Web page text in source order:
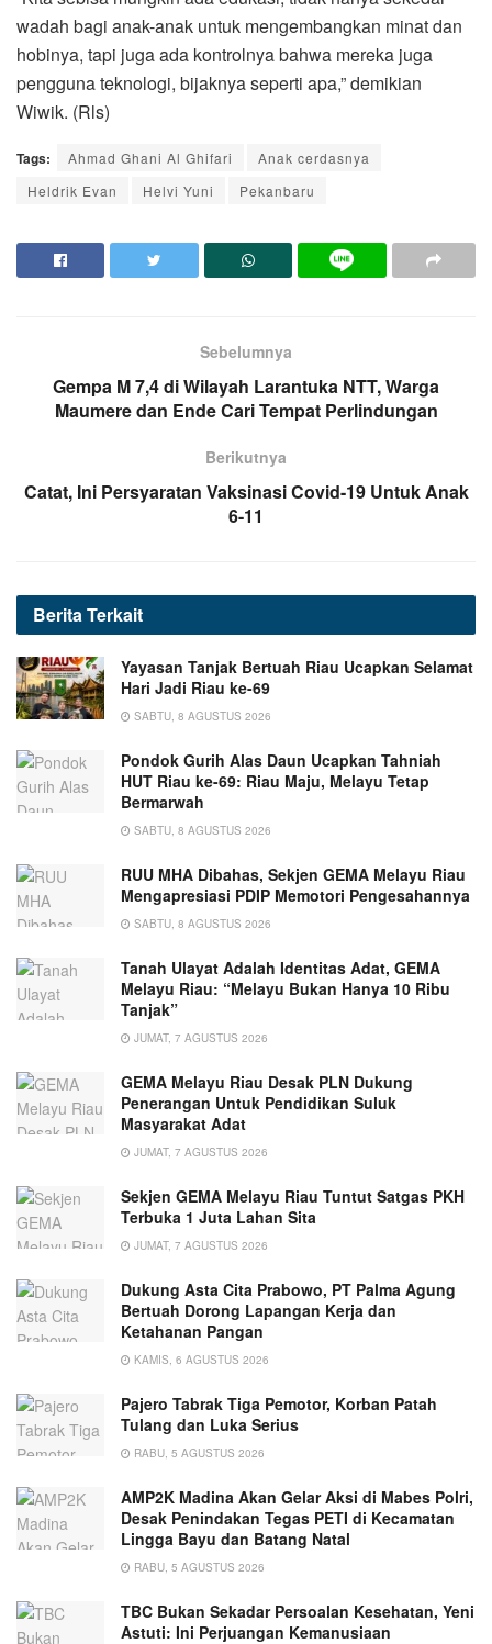
wadah bagi anak-anak untuk mengembangkan minat dan
hobinya, tapi juga ada kontrolnya bahwa mereka juga
pengguna teknologi, bijaknya seperti apa,” demikian
Wiwik. (Rls)
Tags: Ahmad Ghani Al Ghifari
Anak cerdasnya
Heldrik Evan
Helvi Yuni Pekanbaru
Sebelumnya
Gempa M 7,4 di Wilayah Larantuka NTT, Warga
Maumere dan Ende Cari Tempat Perlindungan
Berikutnya
Catat, Ini Persyaratan Vaksinasi Covid-19 Untuk Anak
6-11
BeritaTerkait
Yayasan Tanjak Bertuah Riau Ucapkan Selamat
Hari Jadi Riau ke-69
SABTU, 8 AGUSTUS 2026
Pondok Gurih Alas Daun Ucapkan Tahniah
HUT Riau ke-69: Riau Maju, Melayu Tetap
Bermarwah
SABTU, 8 AGUSTUS 2026
RUU MHA Dibahas, Sekjen GEMA Melayu Riau
Mengapresiasi PDIP Memotori Pengesahannya
SABTU, 8 AGUSTUS 2026
Tanah Ulayat Adalah Identitas Adat, GEMA
Melayu Riau: “Melayu Bukan Hanya 10 Ribu
Tanjak”
JUMAT, 7 AGUSTUS 2026
GEMA Melayu Riau Desak PLN Dukung
Penerangan Untuk Pendidikan Suluk
Masyarakat Adat
JUMAT, 7 AGUSTUS 2026
Sekjen GEMA Melayu Riau Tuntut Satgas PKH
Terbuka 1 Juta Lahan Sita
JUMAT, 7 AGUSTUS 2026
Dukung Asta Cita Prabowo, PT Palma Agung
Bertuah Dorong Lapangan Kerja dan
Ketahanan Pangan
KAMIS, 6 AGUSTUS 2026
Pajero Tabrak Tiga Pemotor, Korban Patah
Tulang dan Luka Serius
RABU, 5 AGUSTUS 2026
AMP2K Madina Akan Gelar Aksi di Mabes Polri,
Desak Penindakan Tegas PETI di Kecamatan
Lingga Bayu dan Batang Natal
RABU, 5 AGUSTUS 2026
TBC Bukan Sekadar Persoalan Kesehatan, Yeni
Astuti: Ini Perjuangan Kemanusiaan